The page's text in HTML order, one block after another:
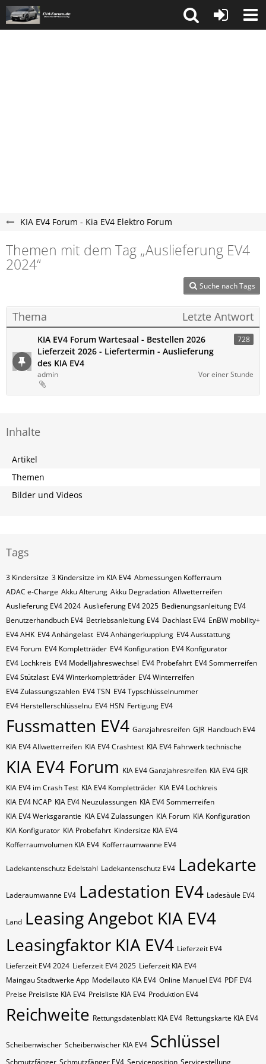
KIA EV4 Forum - Kia EV4 Elektro Forum
Themen mit dem Tag „Auslieferung EV4
2024“
Suche nach Tags
Thema Letzte Antwort
KIA EV4 Forum Wartesaal - Bestellen 2026
Lieferzeit 2026 - Liefertermin - Auslieferung
des KIA EV4
728
admin Vor einer Stunde
Inhalte
Artikel
Themen
Bilder und Videos
Tags
3 Kindersitze 3 Kindersitze im KIA EV4 Abmessungen Kofferraum
ADAC e-Charge Akku Alterung Akku Degradation Allwetterreifen
Auslieferung EV4 2024 Auslieferung EV4 2025 Bedienungsanleitung EV4
Benutzerhandbuch EV4 Betriebsanleitung EV4 Dachlast EV4 EnBW mobility+
EV4 AHK EV4 Anhängelast EV4 Anhängerkupplung EV4 Ausstattung
EV4 Forum EV4 Kompletträder EV4 Konfiguration EV4 Konfigurator
EV4 Lochkreis EV4 Modelljahreswechsel EV4 Probefahrt EV4 Sommerreifen
EV4 Stützlast EV4 Winterkompletträder EV4 Winterreifen
EV4 Zulassungszahlen EV4​​​​ TSN EV4​​​​ Typschlüsselnummer
EV4​​​​​ Herstellerschlüsselnu EV4​​​​​ HSN Fertigung EV4
Fussmatten EV4 Ganzjahresreifen GJR Handbuch EV4
KIA EV4 Allwetterreifen KIA EV4 Crashtest KIA EV4 Fahrwerk technische
KIA EV4 Forum KIA EV4 Ganzjahresreifen KIA EV4 GJR
KIA EV4 im Crash Test KIA EV4 Kompletträder KIA EV4 Lochkreis
KIA EV4 NCAP KIA EV4 Neuzulassungen KIA EV4 Sommerreifen
KIA EV4 Werksgarantie KIA EV4 Zulassungen KIA Forum KIA Konfiguration
KIA Konfigurator KIA Probefahrt Kindersitze KIA EV4
Kofferraumvolumen KIA EV4 Kofferraumwanne EV4
Ladekantenschutz Edelstahl Ladekantenschutz EV4 Ladekarte
Laderaumwanne EV4 Ladestation EV4 Ladesäule EV4
Land Leasing Angebot KIA EV4
Leasingfaktor KIA EV4 Lieferzeit EV4
Lieferzeit EV4 2024 Lieferzeit EV4 2025 Lieferzeit KIA EV4
Maingau Stadtwerke App Modellauto KIA EV4 Online Manuel EV4 PDF EV4
Preise Preisliste KIA EV4 Preisliste KIA EV4 Produktion EV4
Reichweite Rettungsdatenblatt KIA EV4 Rettungskarte KIA EV4
Scheibenwischer Scheibenwischer KIA​ EV4 Schlüssel
Schmutzfänger Schmutzfänger EV4 Serviceposition Servicestellung